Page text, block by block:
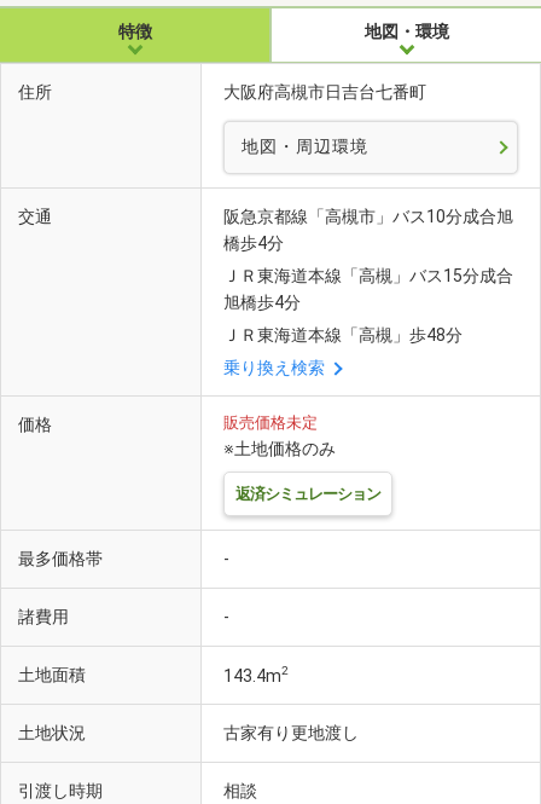
特徴 地図・環境
住所 大阪府高槻市日吉台七番町
地図・周辺環境
交通
阪急京都線「高槻市」バス10分成合旭
橋歩4分
ＪＲ東海道本線「高槻」バス15分成合
旭橋歩4分
ＪＲ東海道本線「高槻」歩48分
乗り換え検索
価格 販売価格未定
※土地価格のみ
返済シミュレーション
最多価格帯 -
諸費用 -
土地面積 143.4m2
土地状況 古家有り更地渡し
引渡し時期 相談